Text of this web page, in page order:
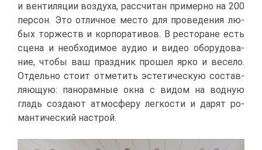
и вен­ти­ля­ции воз­ду­ха, рас­счи­тан при­мер­но на 200
пер­сон. Это от­лич­ное ме­сто для про­ве­де­ния лю­
бых тор­жеств и кор­по­ра­ти­вов. В ре­сто­ране есть
сце­на и необ­хо­ди­мое аудио и ви­део обо­ру­до­ва­
ние, что­бы ваш празд­ник про­шел яр­ко и ве­се­ло.
От­дель­но сто­ит от­ме­тить эс­те­ти­че­скую со­став­
ля­ю­щую: па­но­рам­ные ок­на с ви­дом на вод­ную
гладь со­зда­ют ат­мо­сфе­ру лег­ко­сти и да­рят ро­
ман­ти­че­ский на­строй.